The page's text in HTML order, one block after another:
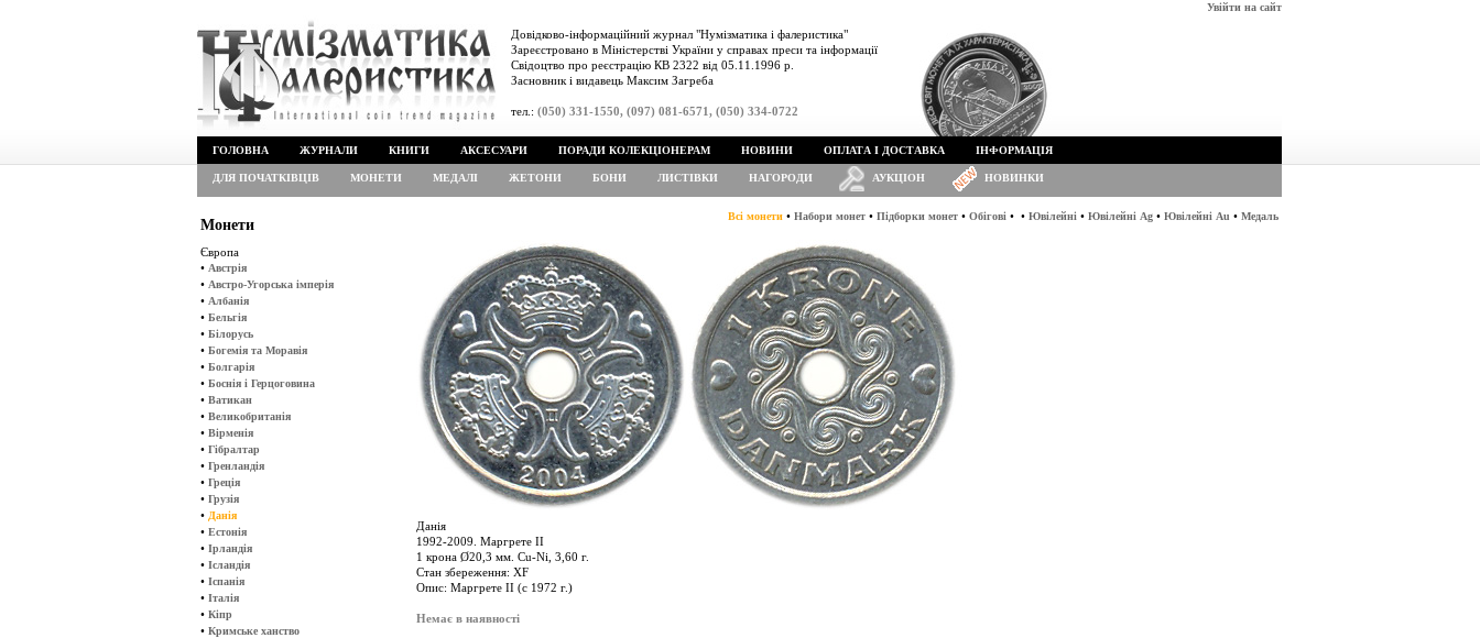
Увійти на сайт
Довідково-інформаційний журнал "Нумізматика і фалеристика"
Зареєстровано в Міністерстві України у справах преси та інформації
Свідоцтво про реєстрацію КВ 2322 від 05.11.1996 р.
Засновник і видавець Максим Загреба
тел.: (050) 331-1550, (097) 081-6571, (050) 334-0722
ГОЛОВНА ЖУРНАЛИ КНИГИ АКСЕСУАРИ ПОРАДИ КОЛЕКЦІОНЕРАМ НОВИНИ ОПЛАТА І ДОСТАВКА ІНФОРМАЦІЯ
ДЛЯ ПОЧАТКІВЦІВ МОНЕТИ МЕДАЛІ ЖЕТОНИ БОНИ ЛИСТІВКИ НАГОРОДИ АУКЦІОН НОВИНКИ
Монети
Європа
• Австрія
• Австро-Угорська імперія
• Албанія
• Бельгія
• Білорусь
• Богемія та Моравія
• Болгарія
• Боснія і Герцоговина
• Ватикан
• Великобританія
• Вірменія
• Гібралтар
• Гренландія
• Греція
• Грузія
• Данія
• Естонія
• Ірландія
• Ісландія
• Іспанія
• Італія
• Кіпр
• Кримське ханство
Всі монети • Набори монет • Підборки монет • Обігові • • Ювілейні • Ювілейні Ag • Ювілейні Au • Медаль
Данія
1992-2009. Маргрете IІ
1 крона Ø20,3 мм. Cu-Ni, 3,60 г.
Стан збереження: XF
Опис: Маргрете II (с 1972 г.)
Немає в наявності